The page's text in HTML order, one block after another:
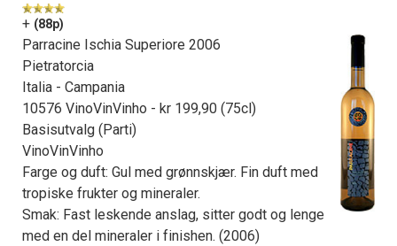
+ (88p)
Parracine Ischia Superiore 2006
Pietratorcia
Italia - Campania
10576 VinoVinVinho - kr 199,90 (75cl)
Basisutvalg (Parti)
VinoVinVinho
Farge og duft: Gul med grønnskjær. Fin duft med
tropiske frukter og mineraler.
Smak: Fast leskende anslag, sitter godt og lenge
med en del mineraler i finishen. (2006)